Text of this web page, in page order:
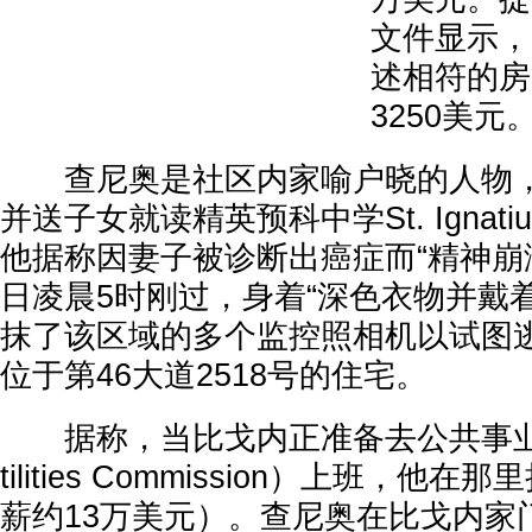
文件显示
述相符的
3250美元
查尼奥是社区内家喻户晓的人物
并送子女就读精英预科中学St.
他据称因妻子被诊断出癌症而“精神
日凌晨5时刚过，身着“深色衣物并戴
抹了该区域的多个监控照相机以试图
位于第46大道2518号的住宅。
据称，当比戈内正准备去公共事
tilities Commission）上班，他在那
薪约13万美元）。查尼奥在比戈内家